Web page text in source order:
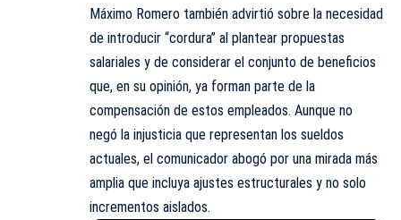
Máximo Romero también advirtió sobre la necesidad
de introducir “cordura” al plantear propuestas
salariales y de considerar el conjunto de beneficios
que, en su opinión, ya forman parte de la
compensación de estos empleados. Aunque no
negó la injusticia que representan los sueldos
actuales, el comunicador abogó por una mirada más
amplia que incluya ajustes estructurales y no solo
incrementos aislados.